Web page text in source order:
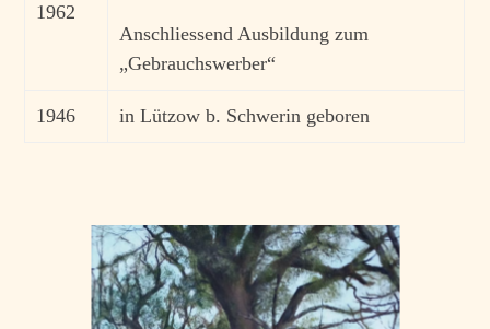
1962
Anschliessend Ausbildung zum
„Gebrauchswerber“
1946 inLützow b. Schwerin geboren